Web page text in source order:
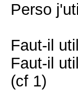
Perso
Faut-il
Faut-il
(cf 1)